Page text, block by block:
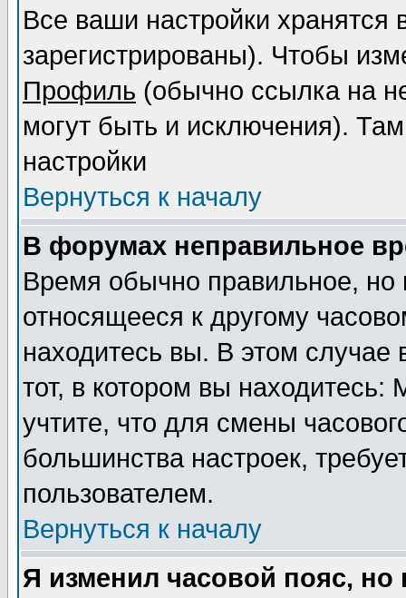
Все ваши настройки
зарегистрированы). Чтобы
Профиль (обычно ссылка на
могут быть и исключения).
настройки
Вернуться к началу
В форумах неправильное
Время обычно правильное,
относящееся к другому
находитесь вы. В этом
тот, в котором вы
учтите, что для смены
большинства настроек,
пользователем.
Вернуться к началу
Я изменил часовой пояс,